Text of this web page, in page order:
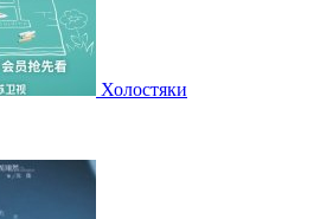
Холостяки